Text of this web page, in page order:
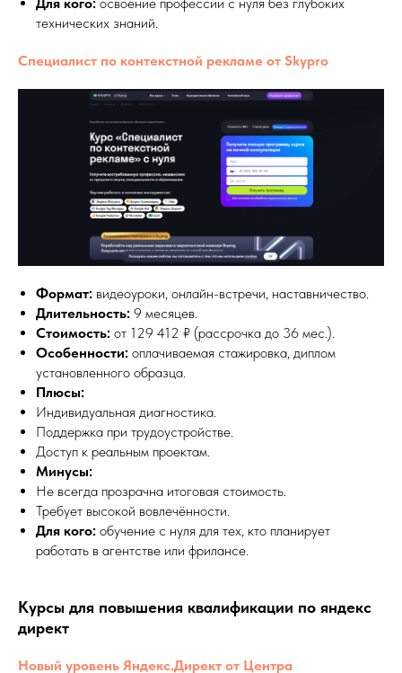
технических знаний.
Специалист по контекстной рекламе от Skypro
Формат: видеоуроки, онлайн-встречи, наставничество.
Длительность: 9 месяцев.
Стоимость: от 129 412 ₽ (рассрочка до 36 мес.).
Особенности: оплачиваемая стажировка, диплом
установленного образца.
Плюсы:
Индивидуальная диагностика.
Поддержка при трудоустройстве.
Доступ к реальным проектам.
Минусы:
Не всегда прозрачна итоговая стоимость.
Требует высокой вовлечённости.
Для кого: обучение с нуля для тех, кто планирует
работать в агентстве или фрилансе.
Курсы для повышения квалификации по яндекс
директ
Новый уровень Яндекс.Директ от Центра